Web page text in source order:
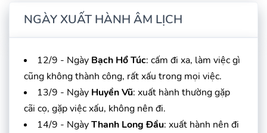
NGÀY XUẤT HÀNH ÂM LỊCH
12/9 - Ngày Bạch Hổ Túc: cấm đi xa, làm việc gì
cũng không thành công, rất xấu trong mọi việc.
13/9 - Ngày Huyền Vũ: xuất hành thường gặp
cãi cọ, gặp việc xấu, không nên đi.
14/9 - NgàyThanh Long Đầu: xuất hành nên đi